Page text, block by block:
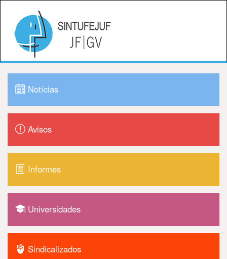
Notícias
Avisos
Informes
Universidades
Sindicalizados